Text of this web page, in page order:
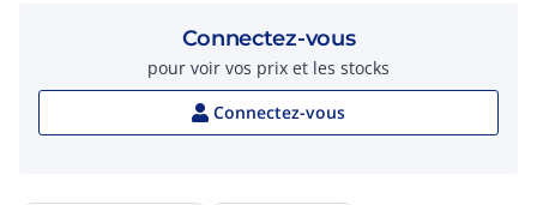
Connectez-vous
pour voir vos prix et les stocks
Connectez-vous